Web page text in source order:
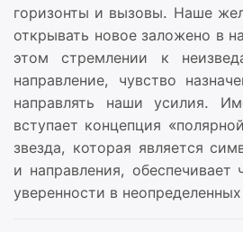
горизонты и вызовы. Наше
открывать новое заложено в
этом стремлении к
направление, чувство
направлять наши усилия.
вступает концепция
звезда, которая является
и направления, обеспечивает
уверенности в